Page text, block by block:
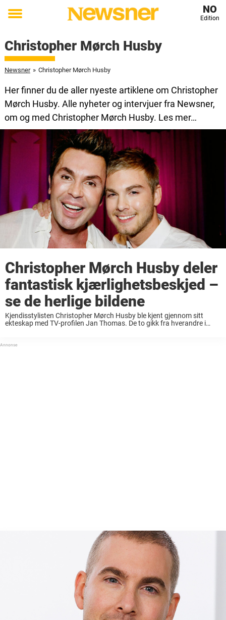
Toggle
NO
Edition
Christopher Mørch Husby
Newsner » Christopher Mørch Husby
Her finner du de aller nyeste artiklene om Christopher
Mørch Husby. Alle nyheter og intervjuer fra Newsner,
om og med Christopher Mørch Husby. Les mer…
Christopher Mørch Husby deler
fantastisk kjærlighetsbeskjed –
se de herlige bildene
Kjendisstylisten Christopher Mørch Husby ble kjent gjennom sitt
ekteskap med TV-profilen Jan Thomas. De to gikk fra hverandre i